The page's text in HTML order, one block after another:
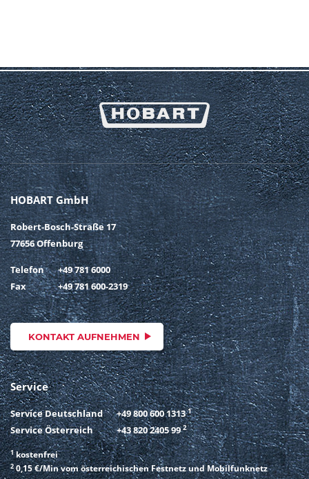
HOBART GmbH
Robert-Bosch-Straße 17
77656 Offenburg
Telefon
+49 781 6000
Fax
+49 781 600-2319
KONTAKT AUFNEHMEN
Service
Service Deutschland +49 800 600 1313 1
Service Österreich +43 820 2405 99 2
1kostenfrei
20,15 €/Min vom österreichischen Festnetz und Mobilfunknetz